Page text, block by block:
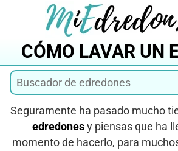
CÓMO LAVAR UN
Seguramente ha pasado mucho
edredonesy piensas que ha
momento de hacerlo, para